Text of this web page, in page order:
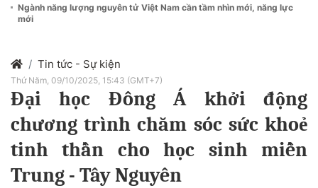
Ngành năng lượng nguyên tử Việt Nam cần tầm nhìn mới, năng lực
mới
Tin tức - Sự kiện
Thứ Năm, 09/10/2025, 15:43 (GMT+7)
Đại học Đông Á khởi động
chương trình chăm sóc sức khoẻ
tinh thần cho học sinh miền
Trung - Tây Nguyên